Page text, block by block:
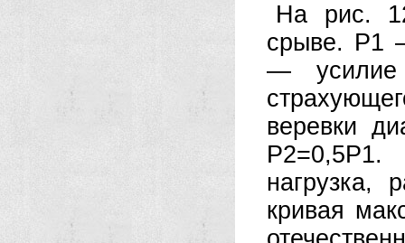
На рис.
срыве. Р1
— усилие
веревки
нагрузка,
кривая